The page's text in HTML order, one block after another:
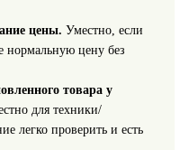
цены. Уместно, если
нормальную цену без
товара у
для техники/
легко проверить и есть